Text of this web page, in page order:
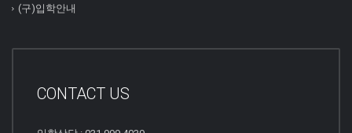
(구)입학안내
CONTACT US